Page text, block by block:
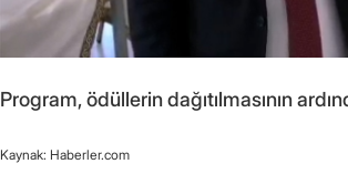
Program, ödüllerin dağıtılmasının
Kaynak: Haberler.com